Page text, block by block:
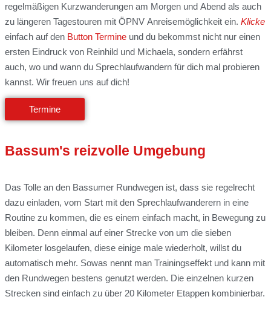
regelmäßigen Kurzwanderungen am Morgen und Abend als auch
zu längeren Tagestouren mit ÖPNV Anreisemöglichkeit ein. Klicke
einfach auf den Button Termine und du bekommst nicht nur einen
ersten Eindruck von Reinhild und Michaela, sondern erfährst
auch, wo und wann du Sprechlaufwandern für dich mal probieren
kannst. Wir freuen uns auf dich!
Termine
Bassum's reizvolle Umgebung
Das Tolle an den Bassumer Rundwegen ist, dass sie regelrecht
dazu einladen, vom Start mit den Sprechlaufwanderern in eine
Routine zu kommen, die es einem einfach macht, in Bewegung zu
bleiben. Denn einmal auf einer Strecke von um die sieben
Kilometer losgelaufen, diese einige male wiederholt, willst du
automatisch mehr. Sowas nennt man Trainingseffekt und kann mit
den Rundwegen bestens genutzt werden. Die einzelnen kurzen
Strecken sind einfach zu über 20 Kilometer Etappen kombinierbar.